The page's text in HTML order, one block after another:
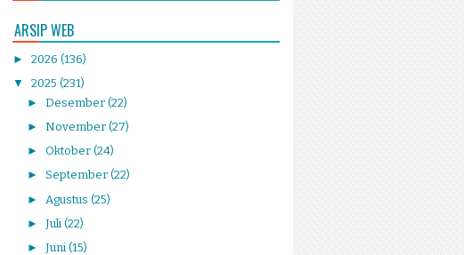
ARSIP WEB
► 2026 (136)
▼ 2025 (231)
► Desember (22)
► November (27)
► Oktober (24)
► September (22)
► Agustus (25)
► Juli (22)
► Juni (15)